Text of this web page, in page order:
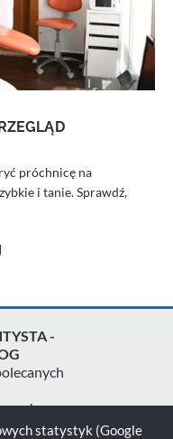
próchnicę na
i tanie. Sprawdź,
-
statystyk (Google